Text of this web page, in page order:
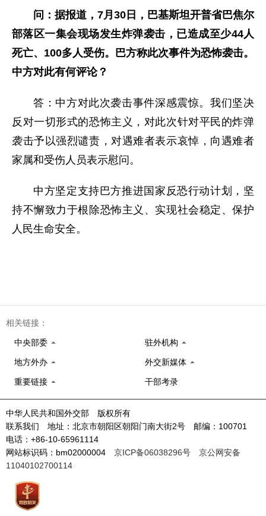
问：据报道，7月30日，巴基斯坦开普省巴焦尔
部落区一集会现场发生炸弹袭击，已造成至少44人
死亡、100多人受伤。巴方称此次事件为恐怖袭击。
中方对此有何评论？
答：中方对此次袭击事件深感震惊。我们坚决
反对一切形式的恐怖主义，对此次针对平民的炸弹
袭击予以强烈谴责，对遇难者表示哀悼，向遇难者
家属和受伤人员表示慰问。
中方坚定支持巴方推进国家反恐行动计划，坚
持不懈致力于根除恐怖主义、实现社会稳定、保护
人民生命安全。
相关链接：
中央部委 驻外机构
地方外办 外交新媒体
重要链接 干部考录
中华人民共和国外交部 版权所有
联系我们 地址：北京市朝阳区朝阳门南大街2号 邮编：100701
电话：+86-10-65961114
网站标识码：bm02000004 京ICP备06038296号
京公网安备
11040102700114